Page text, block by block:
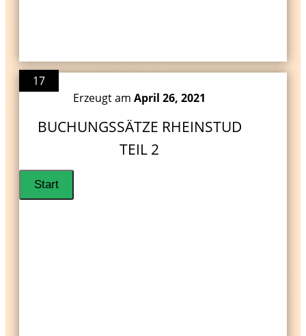
17
Erzeugt amApril 26, 2021
BUCHUNGSSÄTZE RHEINSTUD
TEIL 2